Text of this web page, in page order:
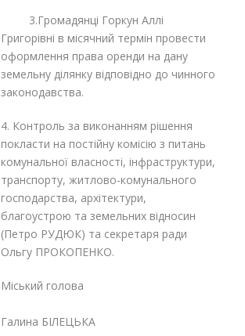
3.Громадянці Горкун Аллі
Григорівні в місячний термін провести
оформлення права оренди на дану
земельну ділянку відповідно до чинного
законодавства.
4. Контроль за виконанням рішення
покласти на постійну комісію з питань
комунальної власності, інфраструктури,
транспорту, житлово-комунального
господарства, архітектури,
благоустрою та земельних відносин
(Петро РУДЮК) та секретаря ради
Ольгу ПРОКОПЕНКО.
Міський голова
Галина БІЛЕЦЬКА